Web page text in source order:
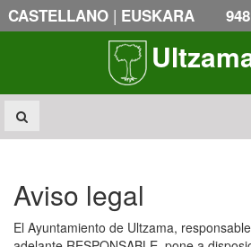
CASTELLANO | EUSKARA
Aviso legal
El Ayuntamiento de Ultzama,